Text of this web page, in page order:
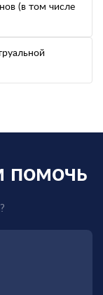
(в том числе